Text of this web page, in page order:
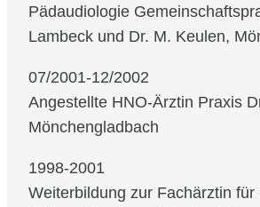
Pädaudiologie
Lambeck und Dr. M. Keulen,
07/2001-12/2002
Angestellte HNO-Ärztin Praxis
Mönchengladbach
1998-2001
Weiterbildung zur Fachärztin für